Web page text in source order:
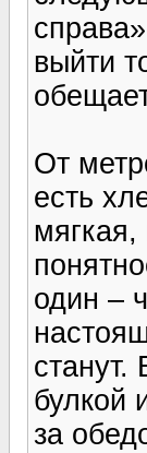
выйти
От
есть
один –
булкой
за